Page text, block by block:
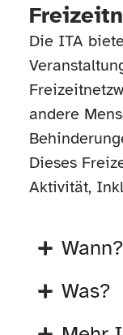
Die ITA
andere
Dieses
Aktivität,
Wann?
Was?